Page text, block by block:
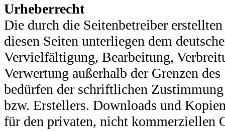
Urheberrecht
Die durch die Seitenbetreiber
diesen Seiten unterliegen dem
Vervielfältigung, Bearbeitung,
Verwertung außerhalb der Grenzen des
bedürfen der schriftlichen
bzw. Erstellers. Downloads und
für den privaten, nicht kommerziellen